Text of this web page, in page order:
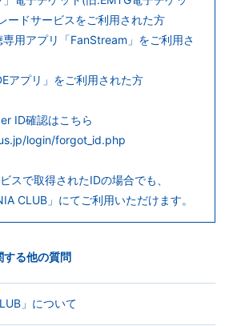
ードサービスをご利用された方
用アプリ「FanStream」をご利用さ
アプリ」をご利用された方
ID確認はこちら
login/forgot_id.php
スで取得されたIDの場合でも、
CLUB」にてご利用いただけます。
する他の質問
」について